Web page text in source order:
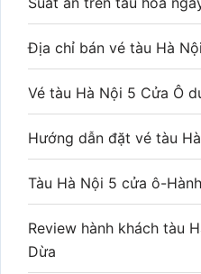
Địa chỉ bán vé tàu Hà
Vé tàu Hà Nội 5 Cửa Ô
Hướng dẫn đặt vé tàu
Tàu Hà Nội 5 cửa ô-
Review hành khách tàu
Dừa